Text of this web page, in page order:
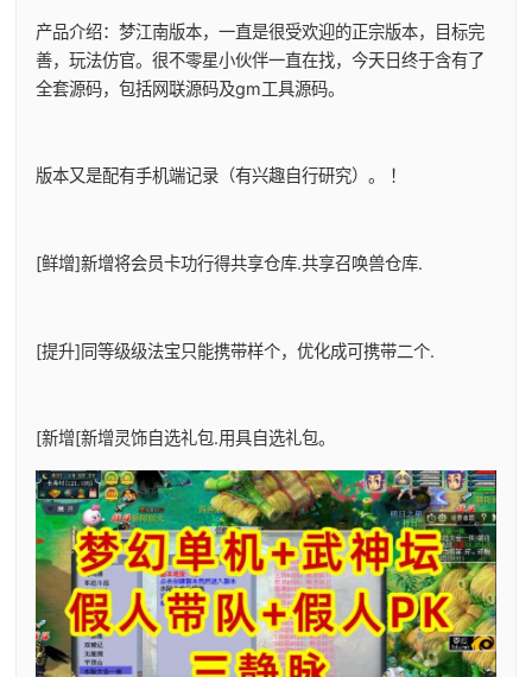
产品介绍：梦江南版本，一直是很受欢迎的正宗版本，目标完
善，玩法仿官。很不零星小伙伴一直在找，今天日终于含有了
全套源码，包括网联源码及gm工具源码。
版本又是配有手机端记录（有兴趣自行研究）。 ！
[鲜增]新增将会员卡功行得共享仓库.共享召唤兽仓库.
[提升]同等级级法宝只能携带样个，优化成可携带二个.
[新增[新增灵饰自选礼包.用具自选礼包。